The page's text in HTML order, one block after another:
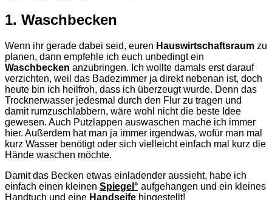
1. Waschbecken
Wenn ihr gerade dabei seid, euren Hauswirtschaftsraum zu
planen, dann empfehle ich euch unbedingt ein
Waschbecken anzubringen. Ich wollte damals erst darauf
verzichten, weil das Badezimmer ja direkt nebenan ist, doch
heute bin ich heilfroh, dass ich überzeugt wurde. Denn das
Trocknerwasser jedesmal durch den Flur zu tragen und
damit rumzuschlabbern, wäre wohl nicht die beste Idee
gewesen. Auch Putzlappen auswaschen mache ich immer
hier. Außerdem hat man ja immer irgendwas, wofür man mal
kurz Wasser benötigt oder sich vielleicht einfach mal kurz die
Hände waschen möchte.
Damit das Becken etwas einladender aussieht, habe ich
einfach einen kleinen Spiegel° aufgehangen und ein kleines
Handtuch und eine Handseife hingestellt!